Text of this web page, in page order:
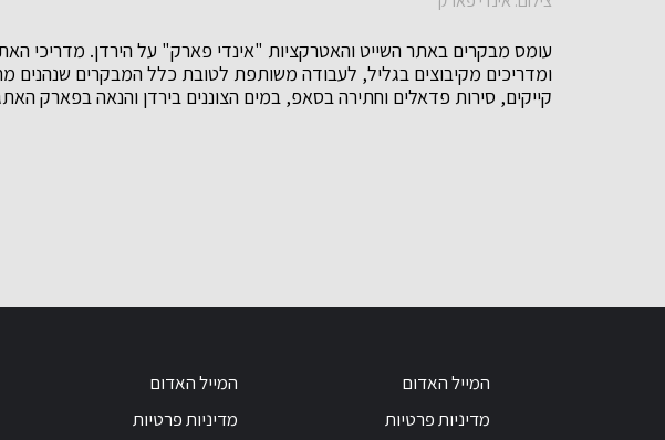
עומס מבקרים באתר השייט והאטרקציות "אינדי פארק" על הירדן. מדריכי
ומדריכים מקיבוצים בגליל, לעבודה משותפת לטובת כלל המבקרים שנהנים
קייקים, סירות פדאלים וחתירה בסאפ, במים הצוננים בירדן והנאה בפארק
המייל האדום
מדיניות פרטיות
המייל האדום
מדיניות פרטיות